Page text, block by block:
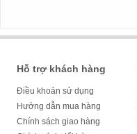
Hỗ trợ khách hàng
Điều khoản sử dụng
Hướng dẫn mua hàng
Chính sách giao hàng